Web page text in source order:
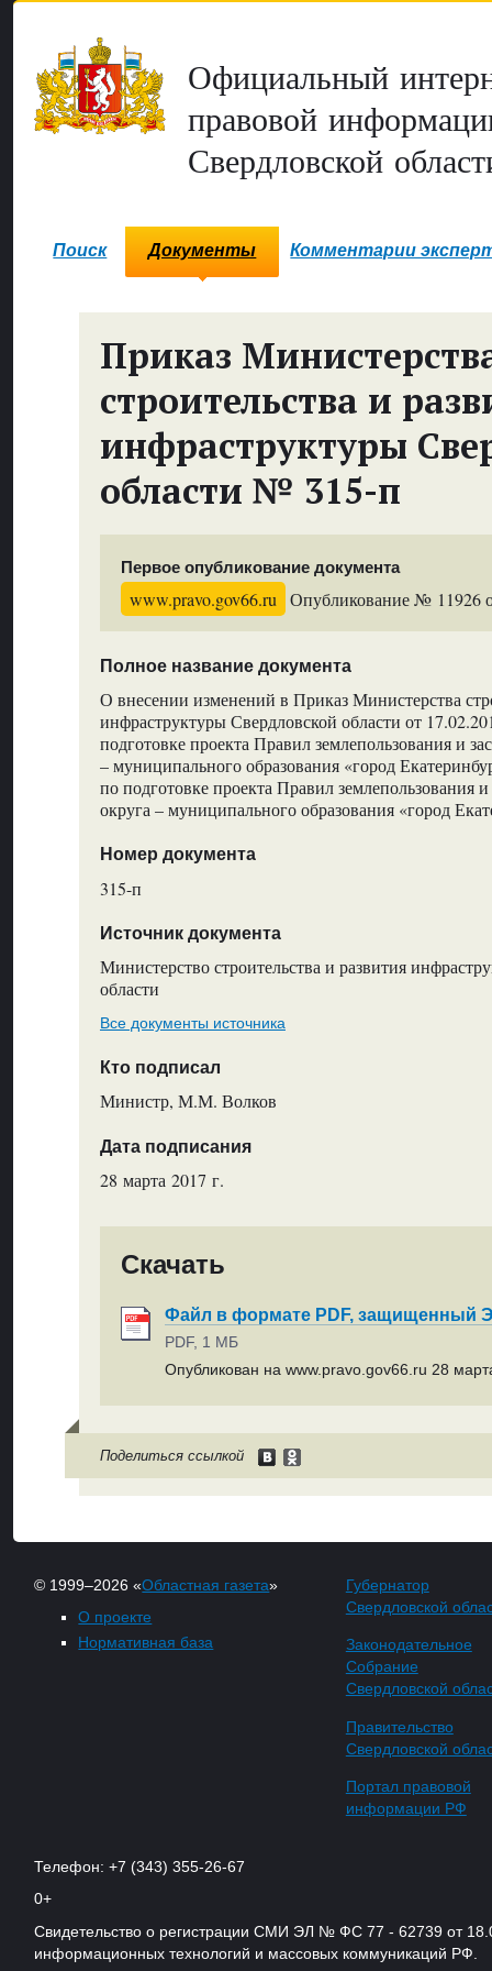
Официальный
правовой
Свердловской
Поиск Документы Комментарии
Приказ
строительства и
инфраструктуры
области № 315-п
Первое опубликование документа
www.pravo.gov66.ru Опубликование № 11926
Полное название документа
О внесении изменений в Приказ Министерства
инфраструктуры Свердловской области от
подготовке проекта Правил землепользования и
– муниципального образования «город
по подготовке проекта Правил землепользования и
округа – муниципального образования «город
Номер документа
315-п
Источник документа
Министерство строительства и развития
области
Все документы источника
Кто подписал
Министр, М.М. Волков
Дата подписания
28 марта 2017 г.
Скачать
Файл в формате PDF, защищенный
PDF, 1 МБ
Опубликован на www.pravo.gov66.ru 28
Поделиться ссылкой
© 1999–2026 «Областная газета»
О проекте
Нормативная база
Губернатор
Свердловской
Законодательное
Собрание
Свердловской
Правительство
Свердловской
Портал правовой
информации РФ
Телефон: +7 (343) 355-26-67
0+
Свидетельство о регистрации СМИ ЭЛ № ФС 77 - 62739 от
информационных технологий и массовых коммуникаций РФ.